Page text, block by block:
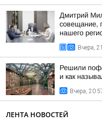
Дмитрий
совещание,
нашего
Вчера,
Решили
и как
Вчера,
ЛЕНТА НОВОСТЕЙ